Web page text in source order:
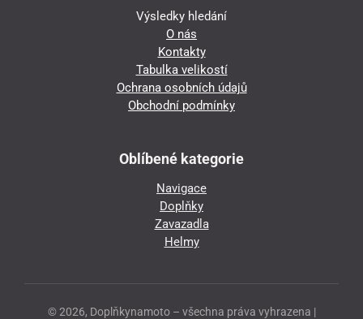
Výsledky hledání
O nás
Kontakty
Tabulka velikostí
Ochrana osobních údajů
Obchodní podmínky
Oblíbené kategorie
Navigace
Doplňky
Zavazadla
Helmy
© 2026, Doplňkynamoto – všechna práva vyhrazena |